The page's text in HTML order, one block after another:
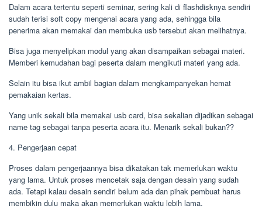
Dalam acara tertentu seperti seminar, sering kali di flashdisknya sendiri
sudah terisi soft copy mengenai acara yang ada, sehingga bila
penerima akan memakai dan membuka usb tersebut akan melihatnya.
Bisa juga menyelipkan modul yang akan disampaikan sebagai materi.
Memberi kemudahan bagi peserta dalam mengikuti materi yang ada.
Selain itu bisa ikut ambil bagian dalam mengkampanyekan hemat
pemakaian kertas.
Yang unik sekali bila memakai usb card, bisa sekalian dijadikan sebagai
name tag sebagai tanpa peserta acara itu. Menarik sekali bukan??
4. Pengerjaan cepat
Proses dalam pengerjaannya bisa dikatakan tak memerlukan waktu
yang lama. Untuk proses mencetak saja dengan desain yang sudah
ada. Tetapi kalau desain sendiri belum ada dan pihak pembuat harus
membikin dulu maka akan memerlukan waktu lebih lama.